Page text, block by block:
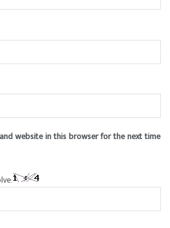
website in this browser for the next time